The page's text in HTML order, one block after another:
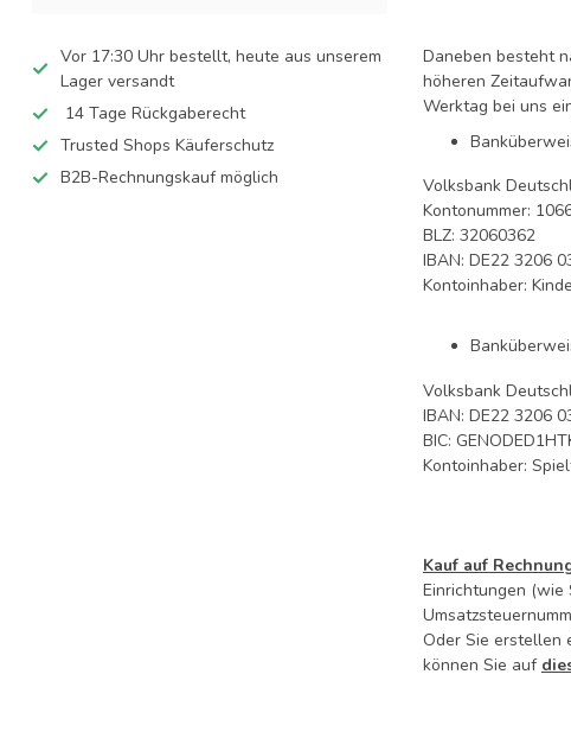
Vor 17:30 Uhr bestellt, heute aus unserem
Lager versandt
14 Tage Rückgaberecht
Trusted Shops Käuferschutz
B2B-Rechnungskauf möglich
Daneben besteht
höheren
Werktag bei uns
Volksbank
Kontonummer:
BLZ: 32060362
IBAN: DE22 3206
Kontoinhaber:
Volksbank
IBAN: DE22 3206
BIC:
Kontoinhaber:
Kauf auf
Einrichtungen (wie
Oder Sie erstellen
können Sie auf